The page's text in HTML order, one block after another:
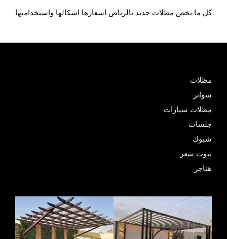
كل ما يخص مظلات حديد بالرياض اسعارها اشكالها واستخدامتها
مظلات
سواتر
مظلات سيارات
جلسات
شبوك
بيوت شعر
هناجر